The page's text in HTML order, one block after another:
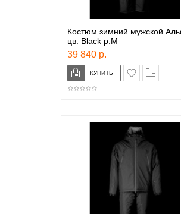
Костюм зимний мужской
цв. Black р.М
39 840 р.
в закладки